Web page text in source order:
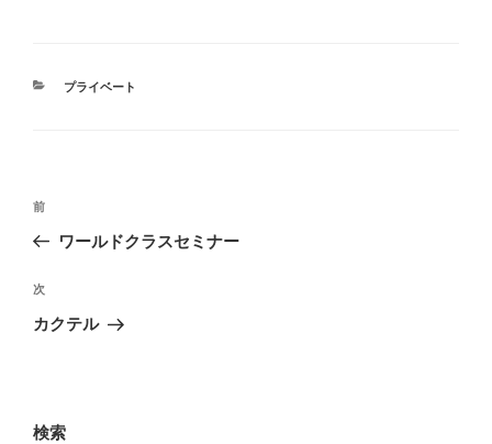
カ
プライベート
投
ビ
ゲ
前
の
稿
前
ワールドクラスセミナー
次
の
次
カクテル
検索